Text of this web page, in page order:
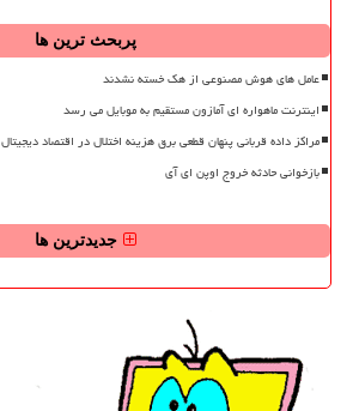
پربحث ترین ها
عامل های هوش مصنوعی از هک خسته نشدند
اینترنت ماهواره ای آمازون مستقیم به موبایل می رسد
مراکز داده قربانی پنهان قطعی برق هزینه اختلال در اقتصاد دیجیتال
بازخوانی حادثه خروج اوپن ای آی
جدیدترین ها